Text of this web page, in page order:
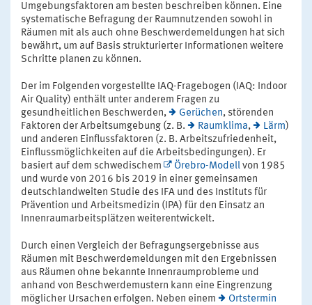
Umgebungsfaktoren am besten beschreiben können. Eine
systematische Befragung der Raumnutzenden sowohl in
Räumen mit als auch ohne Beschwerdemeldungen hat sich
bewährt, um auf Basis strukturierter Informationen weitere
Schritte planen zu können.
Der im Folgenden vorgestellte IAQ-Fragebogen (IAQ: Indoor
Air Quality) enthält unter anderem Fragen zu
gesundheitlichen Beschwerden,
Gerüchen, störenden
Faktoren der Arbeitsumgebung (z. B.
Raumklima, Lärm)
und anderen Einflussfaktoren (z. B. Arbeitszufriedenheit,
Einflussmöglichkeiten auf die Arbeitsbedingungen). Er
basiert auf dem schwedischem
Örebro-Modell von 1985
und wurde von 2016 bis 2019 in einer gemeinsamen
deutschlandweiten Studie des IFA und des Instituts für
Prävention und Arbeitsmedizin (IPA) für den Einsatz an
Innenraumarbeitsplätzen weiterentwickelt.
Durch einen Vergleich der Befragungsergebnisse aus
Räumen mit Beschwerdemeldungen mit den Ergebnissen
aus Räumen ohne bekannte Innenraumprobleme und
anhand von Beschwerdemustern kann eine Eingrenzung
möglicher Ursachen erfolgen. Neben einem
Ortstermin